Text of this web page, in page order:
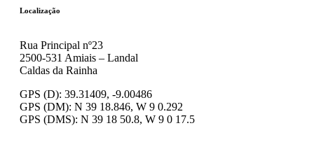
Localização
Rua Principal nº23
2500-531 Amiais – Landal
Caldas da Rainha
GPS (D): 39.31409, -9.00486
GPS (DM): N 39 18.846, W 9 0.292
GPS (DMS): N 39 18 50.8, W 9 0 17.5